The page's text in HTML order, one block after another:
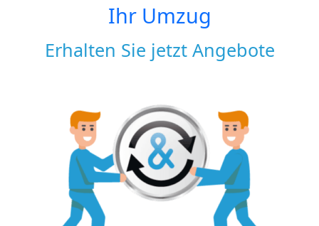
Ihr Umzug
Erhalten Sie jetzt Angebote